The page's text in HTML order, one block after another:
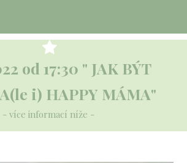
od 17:30 " JAK BÝT
i) HAPPY MÁMA"
- více informací níže -